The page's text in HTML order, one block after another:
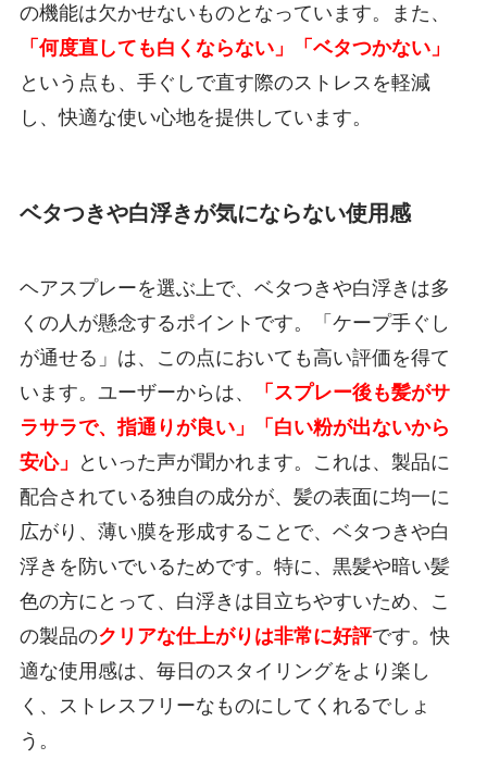
の機能は欠かせないものとなっています。また、
「何度直しても白くならない」「ベタつかない」
という点も、手ぐしで直す際のストレスを軽減
し、快適な使い心地を提供しています。
ベタつきや白浮きが気にならない使用感
ヘアスプレーを選ぶ上で、ベタつきや白浮きは多
くの人が懸念するポイントです。「ケープ手ぐし
が通せる」は、この点においても高い評価を得て
います。ユーザーからは、
「スプレー後も髪がサ
ラサラで、指通りが良い」「白い粉が出ないから
安心」
といった声が聞かれます。これは、製品に
配合されている独自の成分が、髪の表面に均一に
広がり、薄い膜を形成することで、ベタつきや白
浮きを防いでいるためです。特に、黒髪や暗い髪
色の方にとって、白浮きは目立ちやすいため、こ
の製品のクリアな仕上がりは非常に好評です。快
適な使用感は、毎日のスタイリングをより楽し
く、ストレスフリーなものにしてくれるでしょ
う。